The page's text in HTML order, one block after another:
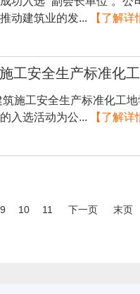
动建筑业的发...
【了解详
工安全生产标准化工
施工安全生产标准化工地
入选活动为公...
【了解详
9 10 11 下一页 末页